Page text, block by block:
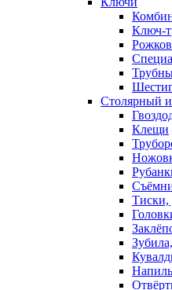
Ключ-
Столярный
Клещи
Тиски,